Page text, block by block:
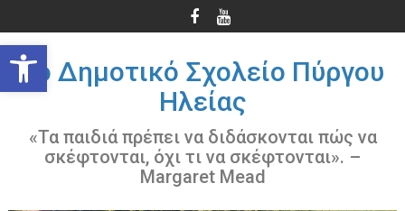
Ανοίξτε τη γραμμή εργαλείων
στο
περιεχόμενο
3ο Δημοτικό Σχολείο Πύργου
Ηλείας
«Τα παιδιά πρέπει να διδάσκονται πώς να
σκέφτονται, όχι τι να σκέφτονται». –
Margaret Mead